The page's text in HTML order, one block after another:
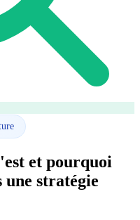
et pourquoi
une stratégie